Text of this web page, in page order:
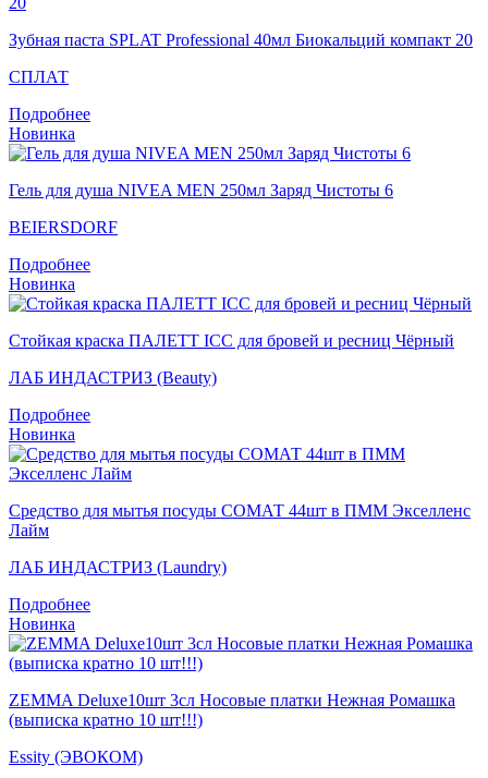
Зубная паста SPLAT Professional 40мл Биокальций компакт 20
СПЛАТ
Подробнее
Новинка
Гель для душа NIVEA MEN 250мл Заряд Чистоты 6
BEIERSDORF
Подробнее
Новинка
Стойкая краска ПАЛЕТТ ICC для бровей и ресниц Чёрный
ЛАБ ИНДАСТРИЗ (Beauty)
Подробнее
Новинка
Средство для мытья посуды СОМАТ 44шт в ПММ Экселленс
Лайм
ЛАБ ИНДАСТРИЗ (Laundry)
Подробнее
Новинка
ZEMMA Deluxe10шт 3сл Носовые платки Нежная Ромашка
(выписка кратно 10 шт!!!)
Essity (ЭВОКОМ)